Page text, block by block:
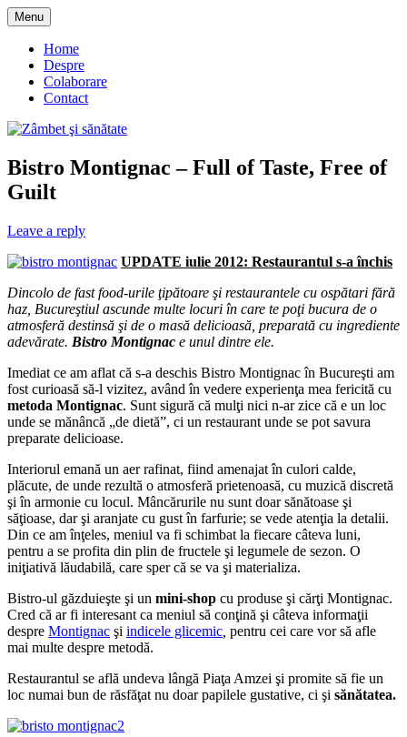
Skip
to
content
Zâmbet şi sănătate
Menu
Home
Despre
Colaborare
Contact
Bistro Montignac – Full of Taste, Free of
Guilt
Leave a reply
UPDATE iulie 2012: Restaurantul s-a închis
Dincolo de fast food-urile ţipătoare şi restaurantele cu ospătari fără
haz, Bucureştiul ascunde multe locuri în care te poţi bucura de o
atmosferă destinsă şi de o masă delicioasă, preparată cu ingrediente
adevărate. Bistro Montignac e unul dintre ele.
Imediat ce am aflat că s-a deschis Bistro Montignac în Bucureşti am
fost curioasă să-l vizitez, având în vedere experienţa mea fericită cu
metoda Montignac. Sunt sigură că mulţi nici n-ar zice că e un loc
unde se mănâncă „de dietă”, ci un restaurant unde se pot savura
preparate delicioase.
Interiorul emană un aer rafinat, fiind amenajat în culori calde,
plăcute, de unde rezultă o atmosferă prietenoasă, cu muzică discretă
şi în armonie cu locul. Mâncărurile nu sunt doar sănătoase şi
săţioase, dar şi aranjate cu gust în farfurie; se vede atenţia la detalii.
Din ce am înţeles, meniul va fi schimbat la fiecare câteva luni,
pentru a se profita din plin de fructele şi legumele de sezon. O
iniţiativă lăudabilă, care sper că se va şi materializa.
Bistro-ul găzduieşte şi un mini-shop cu produse şi cărţi Montignac.
Cred că ar fi interesant ca meniul să conţină şi câteva informaţii
despre Montignac şi indicele glicemic pentru cei care vor să afle
mai multe despre metodă.
Restaurantul se află undeva lângă Piaţa Amzei şi promite să fie un
loc numai bun de răsfăţat nu doar papilele gustative, ci şi sănătatea.